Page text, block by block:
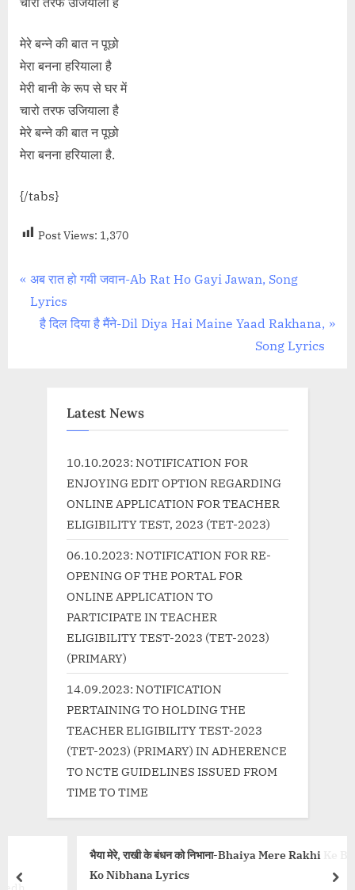
मेरे बन्ने की बात न पूछो
मेरा बनना हरियाला है
मेरी बानी के रूप से घर में
चारो तरफ उजियाला है
मेरे बन्ने की बात न पूछो
मेरा बनना हरियाला है.
{/tabs}
Post Views: 1,370
Post
navigation
P
r
अब रात हो गयी जवान-Ab Rat Ho Gayi Jawan, Song
Lyrics
N
है दिल दिया है मैंने-Dil Diya Hai Maine Yaad Rakhana,
Song Lyrics
Latest News
10.10.2023: NOTIFICATION FOR
ENJOYING EDIT OPTION REGARDING
ONLINE APPLICATION FOR TEACHER
ELIGIBILITY TEST, 2023 (TET-2023)
06.10.2023: NOTIFICATION FOR RE-
OPENING OF THE PORTAL FOR
ONLINE APPLICATION TO
PARTICIPATE IN TEACHER
ELIGIBILITY TEST-2023 (TET-2023)
(PRIMARY)
14.09.2023: NOTIFICATION
PERTAINING TO HOLDING THE
TEACHER ELIGIBILITY TEST-2023
(TET-2023) (PRIMARY) IN ADHERENCE
TO NCTE GUIDELINES ISSUED FROM
TIME TO TIME
भैया मेरे, राखी के बंधन को निभाना-Bhaiya Mere Rakhi Ke Bandhan
Ko Nibhana Lyrics
prev